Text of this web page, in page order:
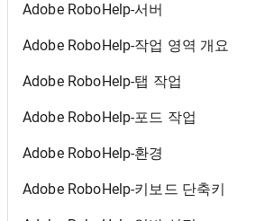
Adobe RoboHelp-서버
Adobe RoboHelp-작업 영역 개요
Adobe RoboHelp-탭 작업
Adobe RoboHelp-포드 작업
Adobe RoboHelp-환경
Adobe RoboHelp-키보드 단축키